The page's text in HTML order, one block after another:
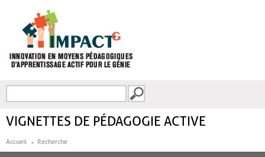
FORMULAIRE DE
VIGNETTES DE PÉDAGOGIE ACTIVE
Accueil Recherche